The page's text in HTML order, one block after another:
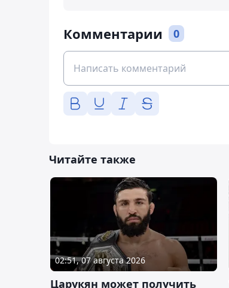
Комментарии 0
Читайте также
02:51, 07 августа 2026
Царукян может получить